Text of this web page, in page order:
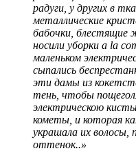
радуги, у других в
металлические
бабочки, блестящие
носили уборки a la
маленьком
сыпались
эти дамы из
тень, чтобы
электрическою
кометы, и которая
украшала их волосы,
оттенок..»